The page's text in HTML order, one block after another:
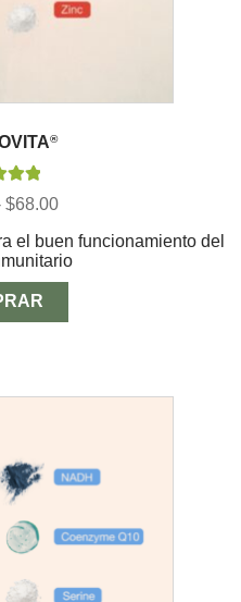
®
con
$68.00Rango
precios:
desde
$20.00
$68.00
el buen funcionamiento del